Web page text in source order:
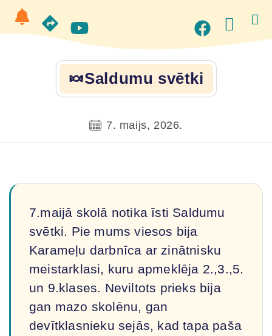
🍬Saldumu svētki
7. maijs, 2026.
7.maijā skolā notika īsti Saldumu
svētki. Pie mums viesos bija
Karameļu darbnīca ar zinātnisku
meistarklasi, kuru apmeklēja 2.,3.,5.
un 9.klases. Neviltots prieks bija
gan mazo skolēnu, gan
devītklasnieku sejās, kad tapa paša